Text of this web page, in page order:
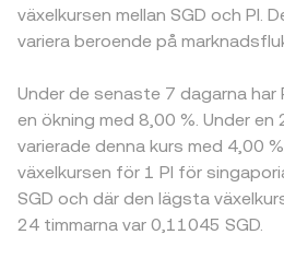
växelkursen mellan SGD och PI.
variera beroende på
Under de senaste 7 dagarna har
en ökning med 8,00 %. Under
varierade denna kurs med 4,00
växelkursen för 1 PI för
SGD och där den lägsta
24 timmarna var 0,11045 SGD.